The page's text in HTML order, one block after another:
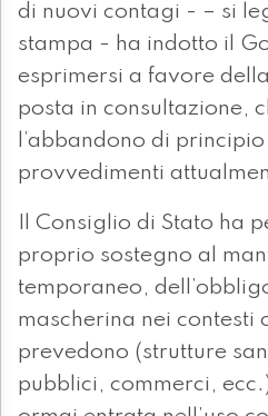
di nuovi contagi - – si
stampa - ha indotto il
esprimersi a favore
posta in consultazione,
l’abbandono di
provvedimenti
Il Consiglio di Stato ha
proprio sostegno al
temporaneo,
mascherina nei contesti
prevedono (strutture
pubblici, commerci,